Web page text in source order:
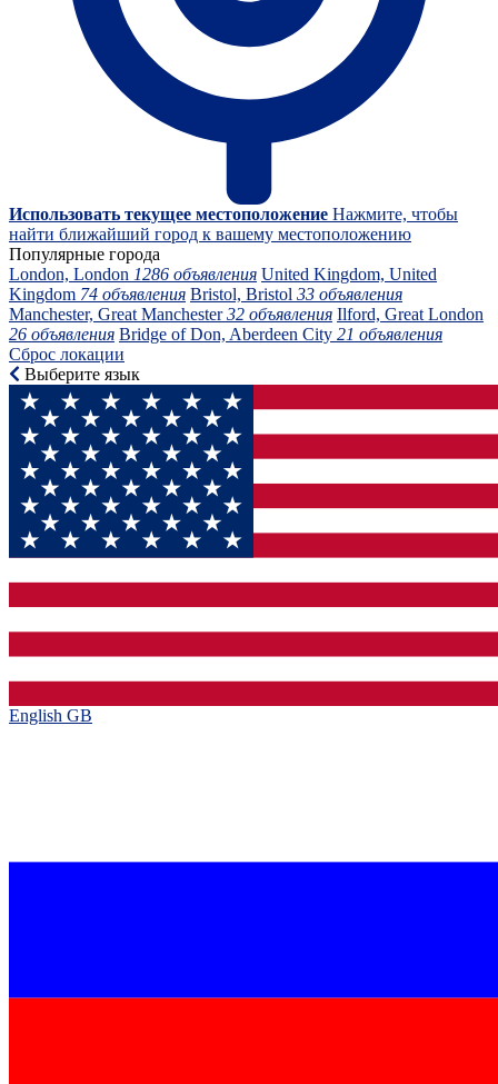
Использовать текущее местоположение Нажмите, чтобы
найти ближайший город к вашему местоположению
Популярные города
London, London 1286 объявления United Kingdom, United
Kingdom 74 объявления Bristol, Bristol 33 объявления
Manchester, Great Manchester32 объявления Ilford, Great London
26 объявления Bridge of Don, Aberdeen City 21 объявления
Сброс локации
Выберите язык
English GB‎